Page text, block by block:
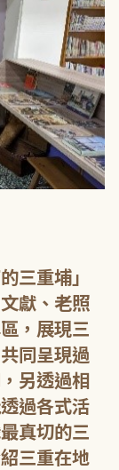
三重埔」
獻、老照
，展現三
同呈現過
另透過相
過各式活
真切的三
三重在地